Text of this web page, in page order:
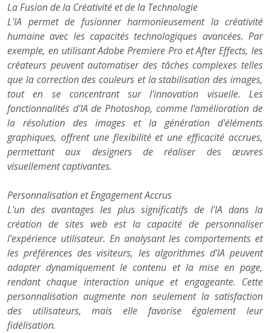
La Fusion de la Créativité et de la Technologie
L'IA permet de fusionner harmonieusement la créativité
humaine avec les capacités technologiques avancées. Par
exemple, en utilisant Adobe Premiere Pro et After Effects, les
créateurs peuvent automatiser des tâches complexes telles
que la correction des couleurs et la stabilisation des images,
tout en se concentrant sur l'innovation visuelle. Les
fonctionnalités d'IA de Photoshop, comme l'amélioration de
la résolution des images et la génération d'éléments
graphiques, offrent une flexibilité et une efficacité accrues,
permettant aux designers de réaliser des œuvres
visuellement captivantes.
Personnalisation et Engagement Accrus
L'un des avantages les plus significatifs de l'IA dans la
création de sites web est la capacité de personnaliser
l'expérience utilisateur. En analysant les comportements et
les préférences des visiteurs, les algorithmes d'IA peuvent
adapter dynamiquement le contenu et la mise en page,
rendant chaque interaction unique et engageante. Cette
personnalisation augmente non seulement la satisfaction
des utilisateurs, mais elle favorise également leur
fidélisation.